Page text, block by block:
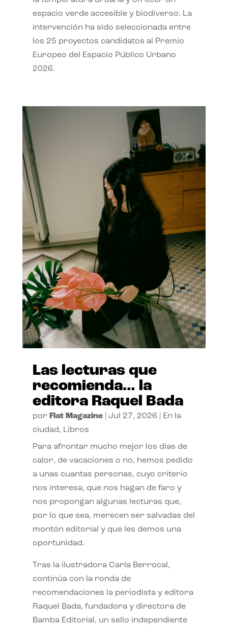
espacio verde accesible y biodiverso. La
intervención ha sido seleccionada entre
los 25 proyectos candidatos al Premio
Europeo del Espacio Público Urbano
2026.
Las lecturas que
recomienda… la
editora Raquel Bada
por Flat Magazine| Jul 27, 2026
En la
ciudad, Libros
Para afrontar mucho mejor los días de
calor, de vacaciones o no, hemos pedido
a unas cuantas personas, cuyo criterio
nos interesa, que nos hagan de faro y
nos propongan algunas lecturas que,
por lo que sea, merecen ser salvadas del
montón editorial y que les demos una
oportunidad.
Tras la ilustradora Carla Berrocal,
continúa con la ronda de
recomendaciones la periodista y editora
Raquel Bada, fundadora y directora de
Bamba Editorial, un sello independiente